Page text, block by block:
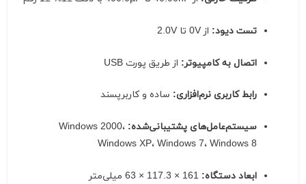
تست دیود: از 0V تا 2.0V
اتصال به کامپیوتر: از طریق پورت USB
رابط کاربری نرم‌افزاری: ساده و کاربرپسند
سیستم‌عامل‌های پشتیبانی‌شده: Windows 2000،
Windows XP، Windows 7، Windows 8
ابعاد دستگاه: